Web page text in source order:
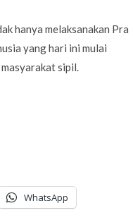
hanya melaksanakan Pra
yang hari ini mulai
sipil.
WhatsApp